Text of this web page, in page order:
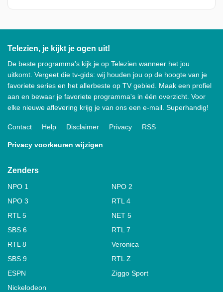
Telezien, je kijkt je ogen uit!
De beste programma's kijk je op Telezien wanneer het jou
uitkomt. Vergeet die tv-gids: wij houden jou op de hoogte van je
favoriete series en het allerbeste op TV gebied. Maak een profiel
aan en bewaar je favoriete programma's in één overzicht. Voor
elke nieuwe aflevering krijg je van ons een e-mail. Superhandig!
Contact Help Disclaimer Privacy RSS
Privacy voorkeuren wijzigen
Zenders
NPO 1
NPO 2
NPO 3
RTL 4
RTL 5
NET 5
SBS 6
RTL 7
RTL 8
Veronica
SBS 9
RTL Z
ESPN
Ziggo Sport
Nickelodeon